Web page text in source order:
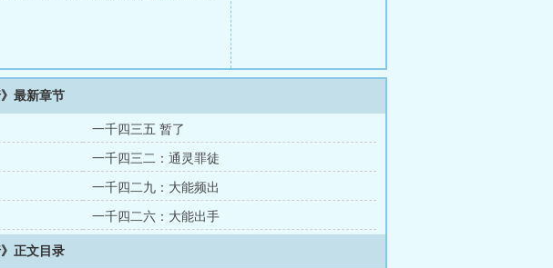
最新章节
一千四三五 暂了
一千四三二：通灵罪徒
一千四二九：大能频出
一千四二六：大能出手
正文目录